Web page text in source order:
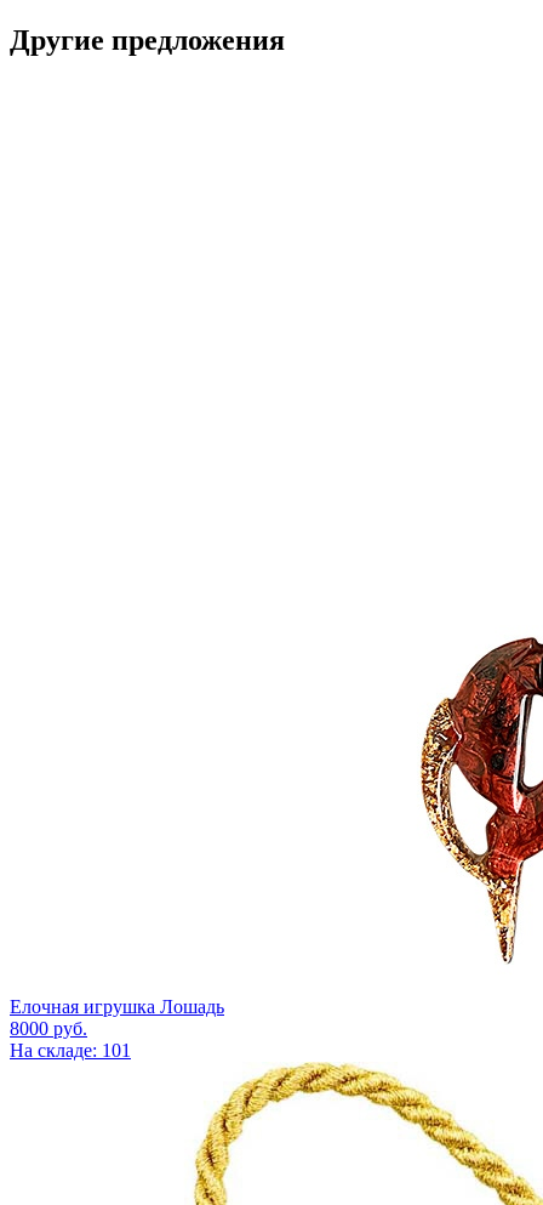
Другие предложения
Елочная игрушка Лошадь
8000 руб.
На складе: 101